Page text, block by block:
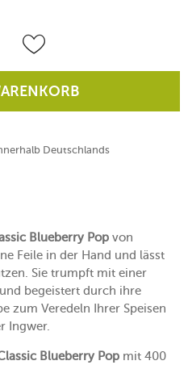
Deutschlands
Blueberry Pop von
Feile in der Hand und lässt
Sie trumpft mit einer
begeistert durch ihre
zum Veredeln Ihrer Speisen
Ingwer.
Blueberry Pop mit 400